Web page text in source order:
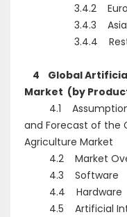
3.4.2
3.4.3 Asia-
3.4.4 Rest-
4 Global
Market (by
4.1 Assumptions
and Forecast of the
Agriculture Market
4.2 Market
4.3 Software
4.4 Hardware
4.5 Artificial